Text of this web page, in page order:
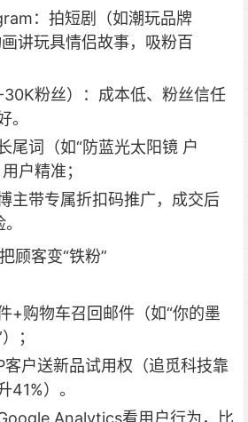
：拍短剧（如潮玩品牌
讲玩具情侣故事，吸粉百
粉丝）：成本低、粉丝信任
。
尾词（如“防蓝光太阳镜 户
户精准；
主带专属折扣码推广，成交后
顾客变“铁粉”
+购物车召回邮件（如“你的墨
；
客户送新品试用权（追觅科技靠
41%）。
Analytics看用户行为，比